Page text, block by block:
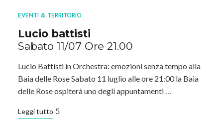
EVENTI & TERRITORIO
Lucio battisti
Sabato 11/07 Ore 21.00
Lucio Battisti in Orchestra: emozioni senza tempo alla
Baia delle Rose Sabato 11 luglio alle ore 21:00 la Baia
delle Rose ospiterà uno degli appuntamenti …
Leggi tutto